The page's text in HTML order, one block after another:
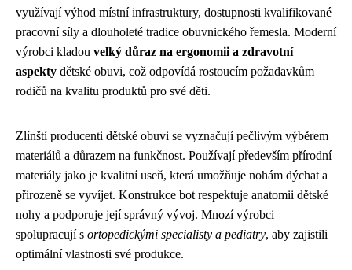
využívají výhod místní infrastruktury, dostupnosti kvalifikované
pracovní síly a dlouholeté tradice obuvnického řemesla. Moderní
výrobci kladou velký důraz na ergonomii a zdravotní
aspekty dětské obuvi, což odpovídá rostoucím požadavkům
rodičů na kvalitu produktů pro své děti.
Zlínští producenti dětské obuvi se vyznačují pečlivým výběrem
materiálů a důrazem na funkčnost. Používají především přírodní
materiály jako je kvalitní useň, která umožňuje nohám dýchat a
přirozeně se vyvíjet. Konstrukce bot respektuje anatomii dětské
nohy a podporuje její správný vývoj. Mnozí výrobci
spolupracují s ortopedickými specialisty a pediatry, aby zajistili
optimální vlastnosti své produkce.